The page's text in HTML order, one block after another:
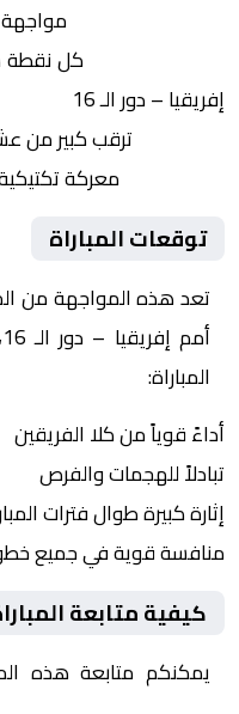
كل نقطة
إفريقيا – دور الـ 16
ترقب كبير من
معركة
توقعات المباراة
تعد هذه المواجهة من
المباراة:
أداءً قوياً من كلا الفريقين
تبادلاً للهجمات والفرص
إثارة كبيرة طوال فترات
منافسة قوية في جميع
كيفية متابعة
يمكنكم متابعة هذه